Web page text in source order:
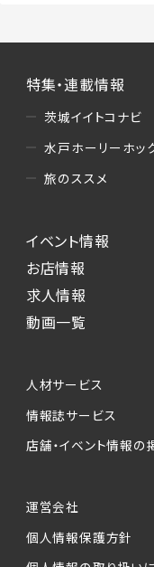
特集・連載情報
茨城イイトコナビ
水戸ホーリーホッ
旅のススメ
イベント情報
お店情報
求人情報
動画一覧
人材サービス
情報誌サービス
店舗・イベント情報の
運営会社
個人情報保護方針